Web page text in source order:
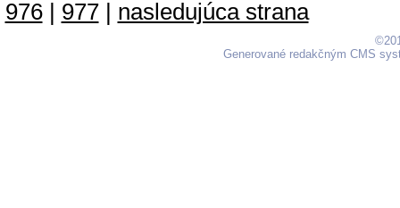
976| 977| nasledujúca strana
Generované redakčným CMS